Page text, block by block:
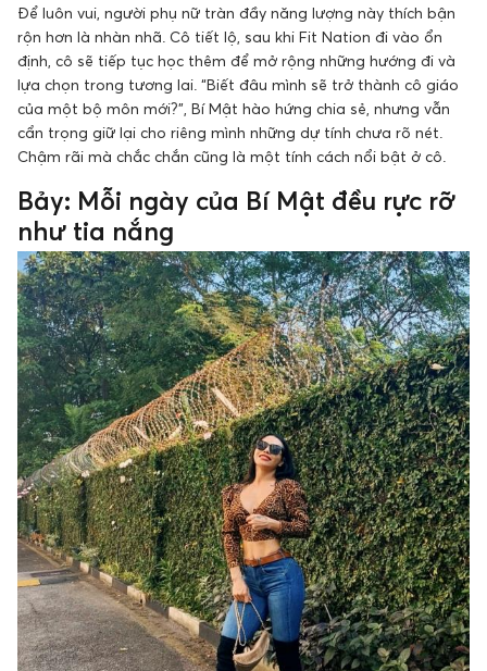
Để luôn vui, người phụ nữ tràn đầy năng lượng này thích bận
rộn hơn là nhàn nhã. Cô tiết lộ, sau khi Fit Nation đi vào ổn
định, cô sẽ tiếp tục học thêm để mở rộng những hướng đi và
lựa chọn trong tương lai. “Biết đâu mình sẽ trở thành cô giáo
của một bộ môn mới?”, Bí Mật hào hứng chia sẻ, nhưng vẫn
cẩn trọng giữ lại cho riêng mình những dự tính chưa rõ nét.
Chậm rãi mà chắc chắn cũng là một tính cách nổi bật ở cô.
Bảy: Mỗi ngày của Bí Mật đều rực rỡ
như tia nắng